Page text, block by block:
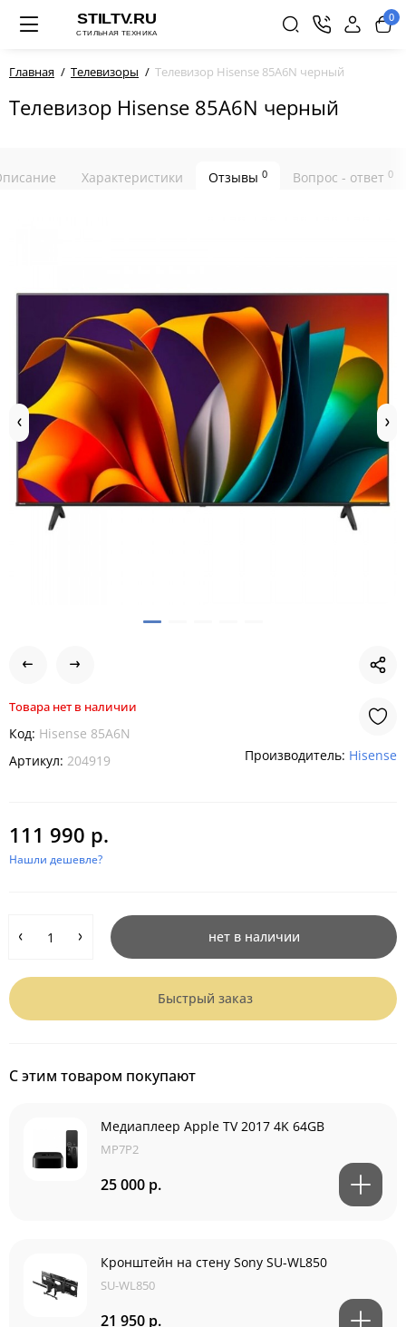
0
Главная Телевизоры Телевизор Hisense 85A6N черный
Телевизор Hisense 85A6N черный
Характеристики Отзывы 0 Вопрос - ответ 0
Товара нет в наличии
Код: Hisense 85A6N
Артикул: 204919 Производитель: Hisense
111 990 р.
Нашли дешевле?
нет в наличии
Быстрый заказ
С этим товаром покупают
Медиаплеер Apple TV 2017 4K 64GB
MP7P2
25 000 р.
Кронштейн на стену Sony SU-WL850
SU-WL850
21 950 р.